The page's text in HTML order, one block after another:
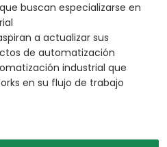
buscan especializarse en
a actualizar sus
de automatización
industrial que
en su flujo de trabajo